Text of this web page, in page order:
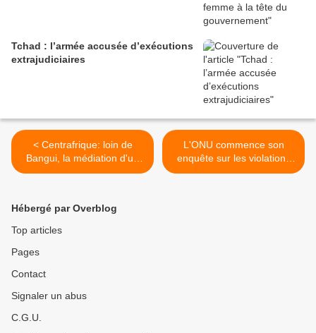
Tchad : l’armée accusée d’exécutions
extrajudiciaires
< Centrafrique: loin de
Bangui, la médiation d'un
évêque
L'ONU commence son
enquête sur les violations
des droits de l'homme >
Hébergé par Overblog
Top articles
Pages
Contact
Signaler un abus
C.G.U.